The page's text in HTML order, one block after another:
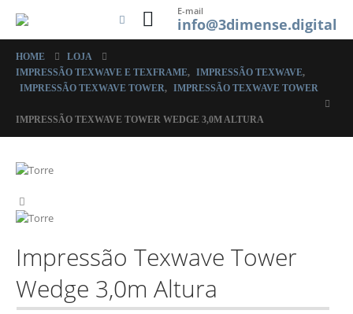
E-mail
info@3dimense.digital
HOME
LOJA
IMPRESSÃO TEXWAVE E TEXFRAME, IMPRESSÃO TEXWAVE,
IMPRESSÃO TEXWAVE TOWER, IMPRESSÃO TEXWAVE TOWER
IMPRESSÃO TEXWAVE TOWER WEDGE 3,0M ALTURA
Impressão Texwave Tower
Wedge 3,0m Altura